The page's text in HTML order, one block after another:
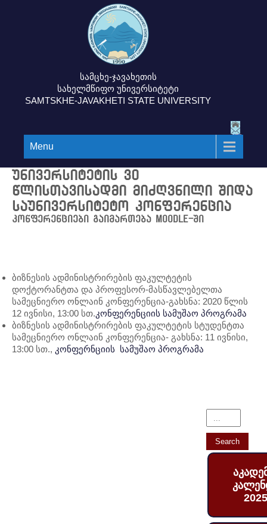
სამცხე-ჯავახეთის
სახელმწიფო უნივერსიტეტი
SAMTSKHE-JAVAKHETI STATE UNIVERSITY
Menu
უნივერსიტეტის 30
წლისთავისადმი მიძღვნილი შიდა
საუნივერსიტეტო კონფერენცია
კონფერენციები გაიმართება moodle-ში
ბიზნესის ადმინისტრირების ფაკულტეტის
დოქტორანტთა და პროფესორ-მასწავლებელთა
სამეცნიერო ონლაინ კონფერენცია-გახსნა: 2020 წლის
12 ივნისი, 13:00 სთ.კონფერენციის სამუშაო პროგრამა
ბიზნესის ადმინისტრირების ფაკულტეტის სტუდენტთა
სამეცნიერო ონლაინ კონფერენცია- გახსნა: 11 ივნისი,
13:00 სთ., კონფერნციის სამუშაო პროგრამა